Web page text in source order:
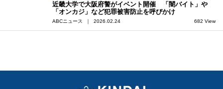
近畿大学で大阪府警がイベント開催 「闇バイト」や
「オンカジ」など犯罪被害防止を呼びかけ
ABCニュース ｜ 2026.02.24 682 View